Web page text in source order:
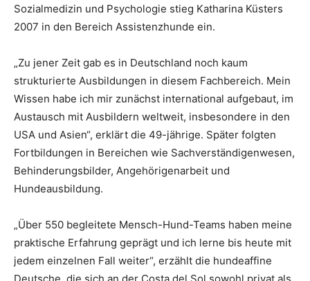
Sozialmedizin und Psychologie stieg Katharina Küsters
2007 in den Bereich Assistenzhunde ein.
„Zu jener Zeit gab es in Deutschland noch kaum
strukturierte Ausbildungen in diesem Fachbereich. Mein
Wissen habe ich mir zunächst international aufgebaut, im
Austausch mit Ausbildern weltweit, insbesondere in den
USA und Asien“, erklärt die 49-jährige. Später folgten
Fortbildungen in Bereichen wie Sachverständigenwesen,
Behinderungsbilder, Angehörigenarbeit und
Hundeausbildung.
„Über 550 begleitete Mensch-Hund-Teams haben meine
praktische Erfahrung geprägt und ich lerne bis heute mit
jedem einzelnen Fall weiter“, erzählt die hundeaffine